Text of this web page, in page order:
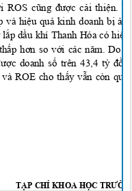
ROS cũng được cải thiện.
và hiệu quả kinh doanh bị
lắp dầu khí Thanh Hóa cóhiệ
thấp hơn so với các năm. Do
c doanh số trên 43,4 tỷ
ROE cho thấy vẫn còn quá
TẠP CHÍ KHOA HỌC